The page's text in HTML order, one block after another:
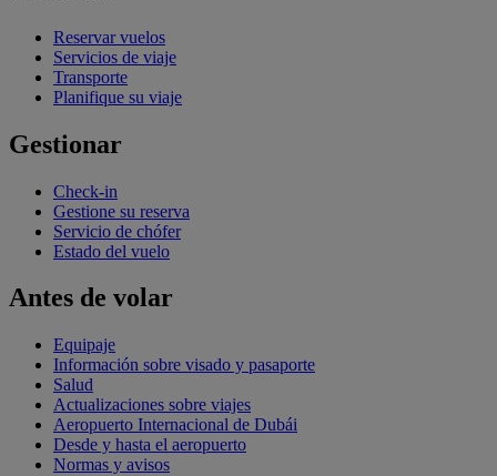
Reservar vuelos
Servicios de viaje
Transporte
Planifique su viaje
Gestionar
Check-in
Gestione su reserva
Servicio de chófer
Estado del vuelo
Antes de volar
Equipaje
Información sobre visado y pasaporte
Salud
Actualizaciones sobre viajes
Aeropuerto Internacional de Dubái
Desde y hasta el aeropuerto
Normas y avisos